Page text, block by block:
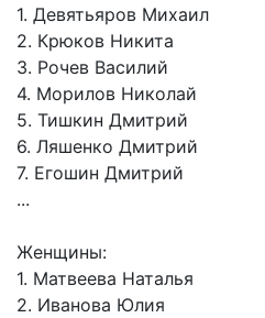
1. Девятьяров Михаил
2. Крюков Никита
3. Рочев Василий
4. Морилов Николай
5. Тишкин Дмитрий
6. Ляшенко Дмитрий
7. Егошин Дмитрий
...
Женщины:
1. Матвеева Наталья
2. Иванова Юлия